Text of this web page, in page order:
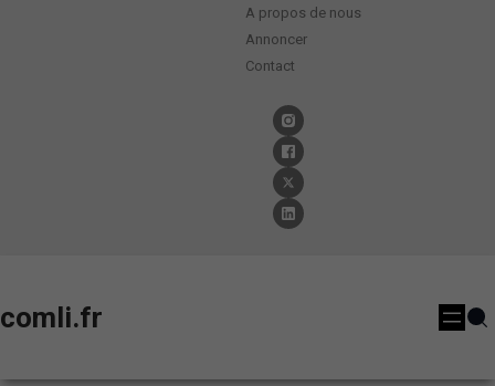
A propos de nous
Annoncer
Contact
comli.fr